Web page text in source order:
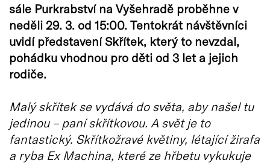
sále Purkrabství na Vyšehradě proběhne v
neděli 29. 3. od 15:00. Tentokrát návštěvníci
uvidí představení Skřítek, který to nevzdal,
pohádku vhodnou pro děti od 3 let a jejich
rodiče.
Malý skřítek se vydává do světa, aby našel tu
jedinou – paní skřítkovou. A svět je to
fantastický. Skřítkožravé květiny, létající žirafa
a ryba Ex Machina, které ze hřbetu vykukuje